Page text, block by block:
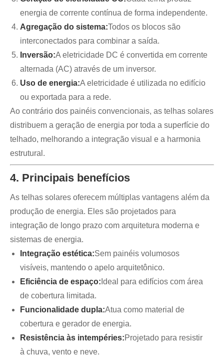
energia de corrente contínua de forma independente.
Agregação do sistema:Todos os blocos são
interconectados para combinar a saída.
Inversão:A eletricidade DC é convertida em corrente
alternada (AC) através de um inversor.
Uso de energia:A eletricidade é utilizada no edifício
ou exportada para a rede.
Ao contrário dos painéis convencionais, as telhas solares
distribuem a geração de energia por toda a superfície do
telhado, melhorando a integração visual e a harmonia
estrutural.
4. Principais benefícios
As telhas solares oferecem múltiplas vantagens além da
produção de energia. Eles são projetados para
integração de longo prazo com arquitetura moderna e
sistemas de energia.
Integração estética:Sem painéis volumosos
visíveis, mantendo o apelo arquitetônico.
Eficiência de espaço: Ideal para edifícios com área
de cobertura limitada.
Funcionalidade dupla:Atua como material de
cobertura e gerador de energia.
Resistência às intempéries:Projetado para resistir
à chuva, vento e neve.